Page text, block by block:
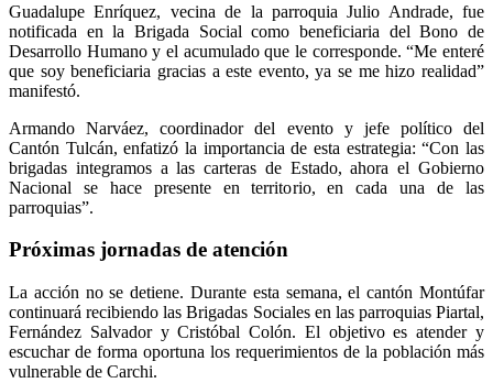
Guadalupe Enríquez, vecina de la parroquia Julio Andrade, fue
notificada en la Brigada Social como beneficiaria del Bono de
Desarrollo Humano y el acumulado que le corresponde. “Me enteré
que soy beneficiaria gracias a este evento, ya se me hizo realidad”
manifestó.
Armando Narváez, coordinador del evento y jefe político del
Cantón Tulcán, enfatizó la importancia de esta estrategia: “Con las
brigadas integramos a las carteras de Estado, ahora el Gobierno
Nacional se hace presente en territorio, en cada una de las
parroquias”.
Próximas jornadas de atención
La acción no se detiene. Durante esta semana, el cantón Montúfar
continuará recibiendo las Brigadas Sociales en las parroquias Piartal,
Fernández Salvador y Cristóbal Colón. El objetivo es atender y
escuchar de forma oportuna los requerimientos de la población más
vulnerable de Carchi.